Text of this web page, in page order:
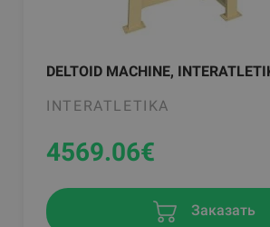
DELTOID MACHINE,
INTERATLETIKA
4569.06€
Заказать